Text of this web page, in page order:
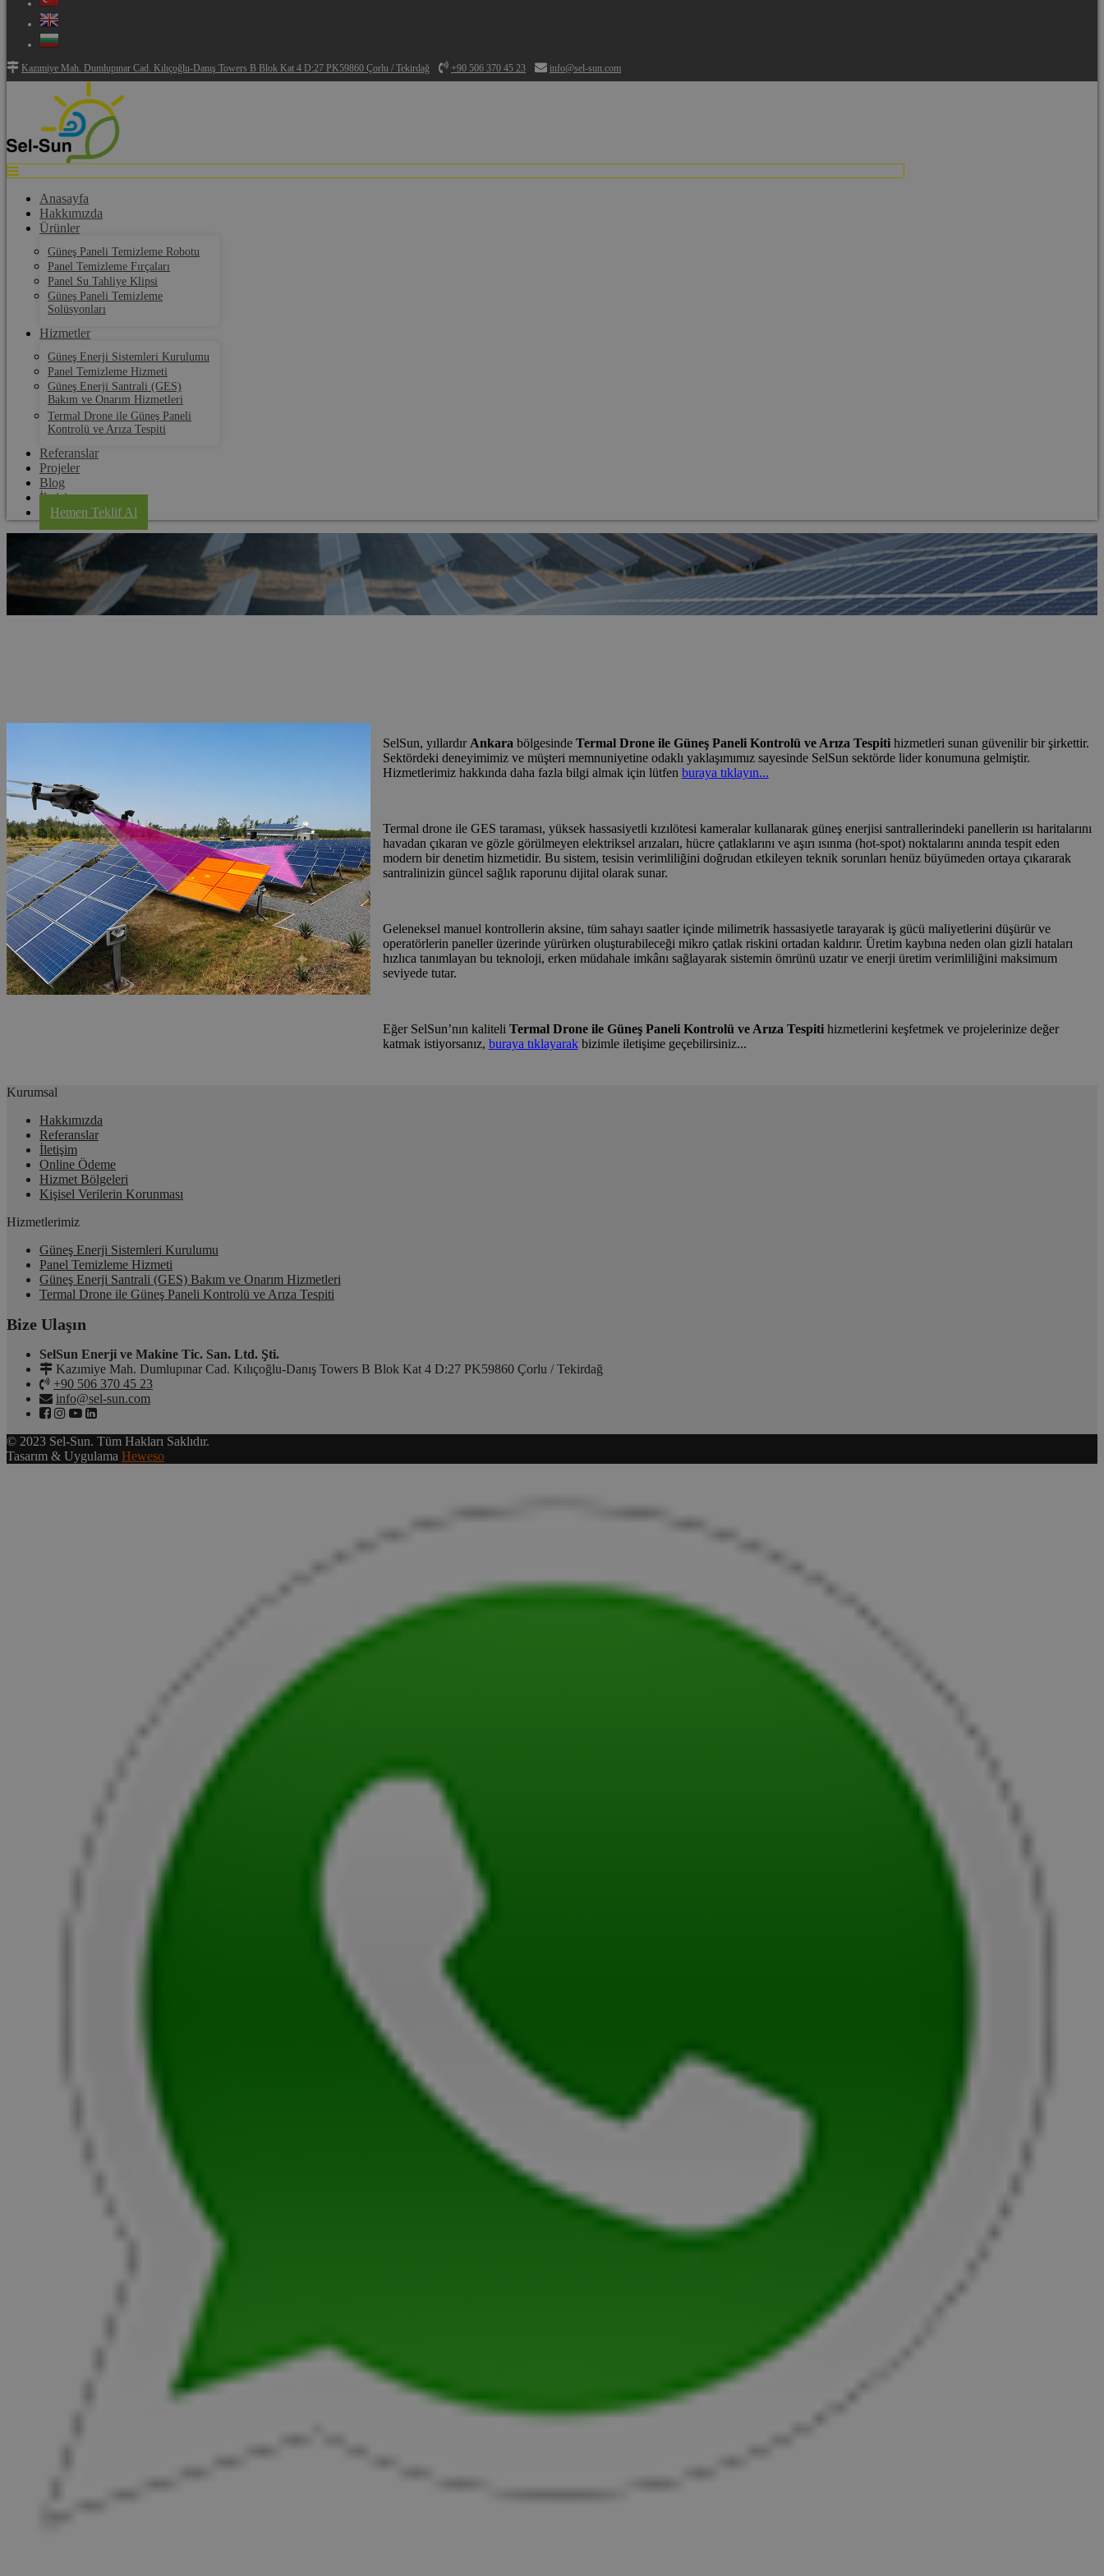
Kazımiye Mah. Dumlupınar Cad. Kılıçoğlu-Danış Towers B Blok Kat 4 D:27 PK59860 Çorlu / Tekirdağ +90 506 370 45 23 info@sel-sun.com
Anasayfa
Hakkımızda
Ürünler
Güneş Paneli Temizleme Robotu
Panel Temizleme Fırçaları
Panel Su Tahliye Klipsi
Güneş Paneli Temizleme
Solüsyonları
Hizmetler
Güneş Enerji Sistemleri Kurulumu
Panel Temizleme Hizmeti
Güneş Enerji Santrali (GES)
Bakım ve Onarım Hizmetleri
Termal Drone ile Güneş Paneli
Kontrolü ve Arıza Tespiti
Referanslar
Projeler
Blog
İletişim
Hemen Teklif Al
SelSun, yıllardır Ankara bölgesinde Termal Drone ile Güneş Paneli Kontrolü ve Arıza Tespitihizmetleri sunan güvenilir bir şirkettir.
Sektördeki deneyimimiz ve müşteri memnuniyetine odaklı yaklaşımımız sayesinde SelSun sektörde lider konumuna gelmiştir.
Hizmetlerimiz hakkında daha fazla bilgi almak için lütfen buraya tıklayın...
Termal drone ile GES taraması, yüksek hassasiyetli kızılötesi kameralar kullanarak güneş enerjisi santrallerindeki panellerin ısı haritalarını
havadan çıkaran ve gözle görülmeyen elektriksel arızaları, hücre çatlaklarını ve aşırı ısınma (hot-spot) noktalarını anında tespit eden
modern bir denetim hizmetidir. Bu sistem, tesisin verimliliğini doğrudan etkileyen teknik sorunları henüz büyümeden ortaya çıkararak
santralinizin güncel sağlık raporunu dijital olarak sunar.
Geleneksel manuel kontrollerin aksine, tüm sahayı saatler içinde milimetrik hassasiyetle tarayarak iş gücü maliyetlerini düşürür ve
operatörlerin paneller üzerinde yürürken oluşturabileceği mikro çatlak riskini ortadan kaldırır. Üretim kaybına neden olan gizli hataları
hızlıca tanımlayan bu teknoloji, erken müdahale imkânı sağlayarak sistemin ömrünü uzatır ve enerji üretim verimliliğini maksimum
seviyede tutar.
Eğer SelSun’nın kaliteli Termal Drone ile Güneş Paneli Kontrolü ve Arıza Tespitihizmetlerini keşfetmek ve projelerinize değer
katmak istiyorsanız, buraya tıklayarakbizimle iletişime geçebilirsiniz...
Kurumsal
Hakkımızda
Referanslar
İletişim
Online Ödeme
Hizmet Bölgeleri
Kişisel Verilerin Korunması
Hizmetlerimiz
Güneş Enerji Sistemleri Kurulumu
Panel Temizleme Hizmeti
Güneş Enerji Santrali (GES) Bakım ve Onarım Hizmetleri
Termal Drone ile Güneş Paneli Kontrolü ve Arıza Tespiti
Bize Ulaşın
SelSun Enerji ve Makine Tic. San. Ltd. Şti.
Kazımiye Mah. Dumlupınar Cad. Kılıçoğlu-Danış Towers B Blok Kat 4 D:27 PK59860 Çorlu / Tekirdağ
+90 506 370 45 23
info@sel-sun.com
© 2023 Sel-Sun. Tüm Hakları Saklıdır.
Tasarım & Uygulama Heweso